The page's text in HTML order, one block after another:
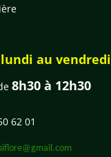
au vendredi
8h30 à 12h30
62 01